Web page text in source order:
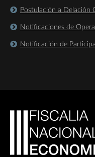
Postulación a Delación
Notificaciones de
Notificación de